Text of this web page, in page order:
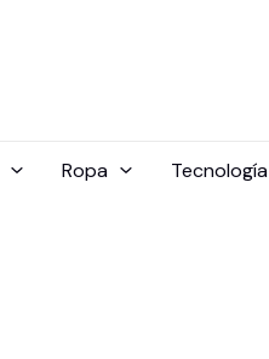
Ropa Tecnología